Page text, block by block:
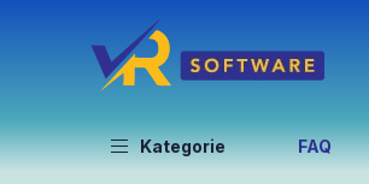
Kategorie FAQ